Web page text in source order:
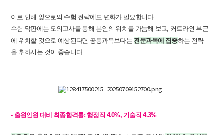
이로 인해 앞으로의 수험 전략에도 변화가 필요합니다.
수험 막판에는 모의고사를 통해 본인의 위치를 가늠해 보고, 커트라인 부근
에 위치할 것으로 예상된다면 공통과목보다는 전문과목에 집중하는 전략
을 취하시는 것이 좋습니다.
- 출원인원 대비 최종합격률: 행정직 4.0%, 기술직 4.3%